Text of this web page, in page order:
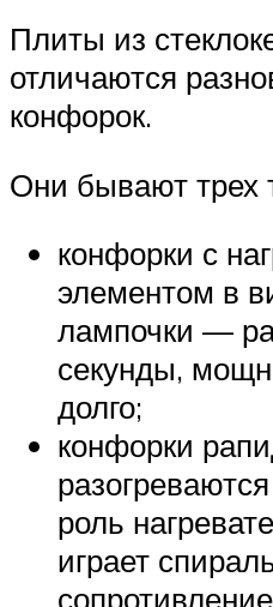
Плиты из
отличаются
конфорок.
Они бывают трех
конфорки с
элементом в
лампочки —
секунды,
долго;
конфорки
роль
играет